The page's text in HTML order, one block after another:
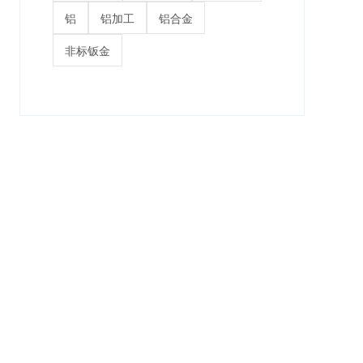
铝 铝加工 铝合金
非标钣金